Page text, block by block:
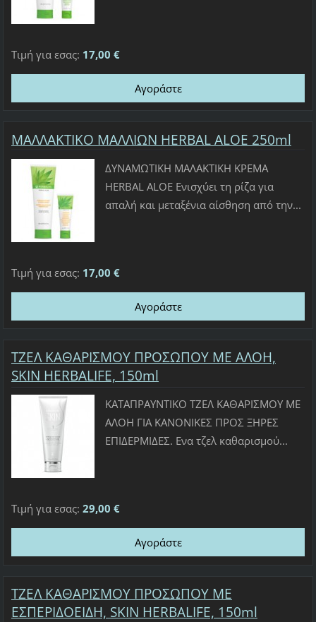
Τιμή για εσας: 17,00 €
ΜΑΛΛΑΚΤΙΚΟ ΜΑΛΛΙΩΝ HERBAL ALOE 250ml
ΔΥΝΑΜΩΤΙΚΗ ΜΑΛΑΚΤΙΚΗ ΚΡΕΜΑ
HERBAL ALOE Ενισχύει τη ρίζα για
απαλή και μεταξένια αίσθηση από την...
Τιμή για εσας: 17,00 €
ΤΖΕΛ ΚΑΘΑΡΙΣΜΟΥ ΠΡΟΣΩΠΟΥ ΜΕ ΑΛΟΗ,
SKIN HERBALIFE, 150ml
ΚΑΤΑΠΡΑΥΝΤΙΚΟ ΤΖΕΛ ΚΑΘΑΡΙΣΜΟΥ ΜΕ
ΑΛΟΗ ΓΙΑ ΚΑΝΟΝΙΚΕΣ ΠΡΟΣ ΞΗΡΕΣ
ΕΠΙΔΕΡΜΙΔΕΣ. Ενα τζελ καθαρισμού...
Τιμή για εσας: 29,00 €
ΤΖΕΛ ΚΑΘΑΡΙΣΜΟΥ ΠΡΟΣΩΠΟΥ ΜΕ
ΕΣΠΕΡΙΔΟΕΙΔΗ, SKIN HERBALIFE, 150ml